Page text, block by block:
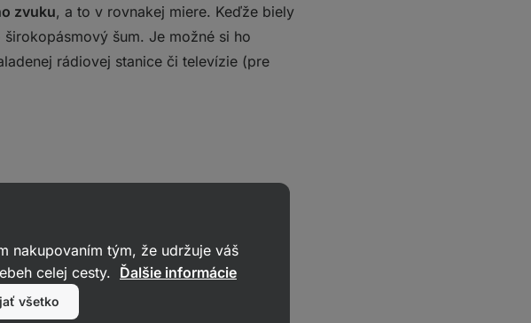
zvuku, a to v rovnakej miere. Keďže biely
šum. Je možné si ho
rádiovej stanice či televízie (pre
Tieto zvuky patria do
Pre hnedý šum je
nakupovaním tým, že udržuje váš
celej cesty. Ďalšie informácie
všetko